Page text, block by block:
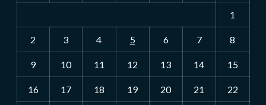
1
2 3 4 5 6 7 8
9 10 11 12 13 14 15
16 17 18 19 20 21 22